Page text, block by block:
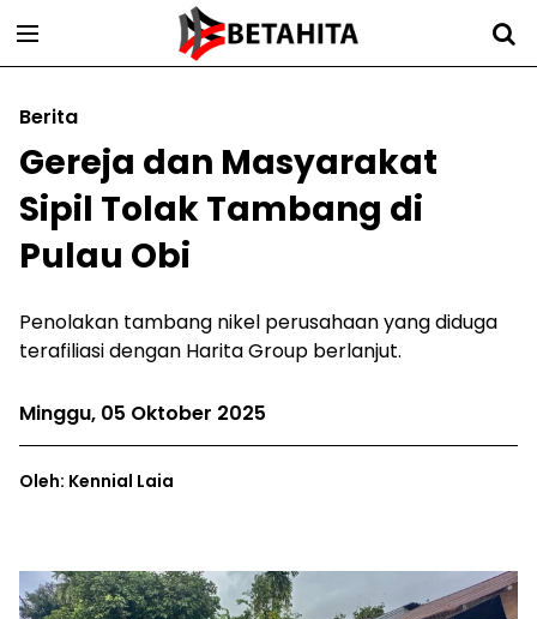
Berita
Gereja dan Masyarakat
Sipil Tolak Tambang di
Pulau Obi
Penolakan tambang nikel perusahaan yang diduga
terafiliasi dengan Harita Group berlanjut.
Minggu, 05 Oktober 2025
Oleh: Kennial Laia